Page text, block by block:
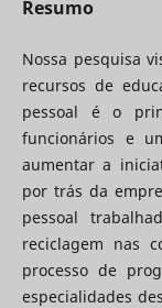
Resumo
Nossa pesquisa
recursos de
pessoal é o
funcionários e
aumentar a
por trás da
pessoal
reciclagem nas
processo de
especialidades